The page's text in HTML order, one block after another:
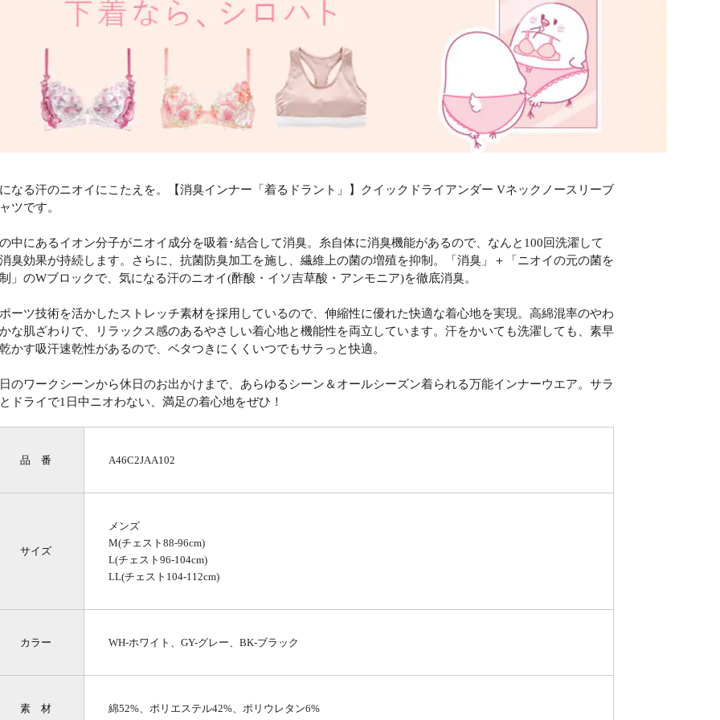
なる汗のニオイにこたえを。【消臭インナー「着るドラント」】クイックドライアンダー Vネックノースリーブ
ツです。
中にあるイオン分子がニオイ成分を吸着･結合して消臭。糸自体に消臭機能があるので、なんと100回洗濯して
臭効果が持続します。さらに、抗菌防臭加工を施し、繊維上の菌の増殖を抑制。「消臭」＋「ニオイの元の菌を
」のWブロックで、気になる汗のニオイ(酢酸・イソ吉草酸・アンモニア)を徹底消臭。
ーツ技術を活かしたストレッチ素材を採用しているので、伸縮性に優れた快適な着心地を実現。高綿混率のやわ
な肌ざわりで、リラックス感のあるやさしい着心地と機能性を両立しています。汗をかいても洗濯しても、素早
かす吸汗速乾性があるので、ベタつきにくくいつでもサラっと快適。
のワークシーンから休日のお出かけまで、あらゆるシーン＆オールシーズン着られる万能インナーウエア。サラ
ドライで1日中ニオわない、満足の着心地をぜひ！
品 番 A46C2JAA102
サイズ
メンズ
M(チェスト88-96cm)
L(チェスト96-104cm)
LL(チェスト104-112cm)
カラー WH-ホワイト、GY-グレー、BK-ブラック
素 材 綿52%、ポリエステル42%、ポリウレタン6%